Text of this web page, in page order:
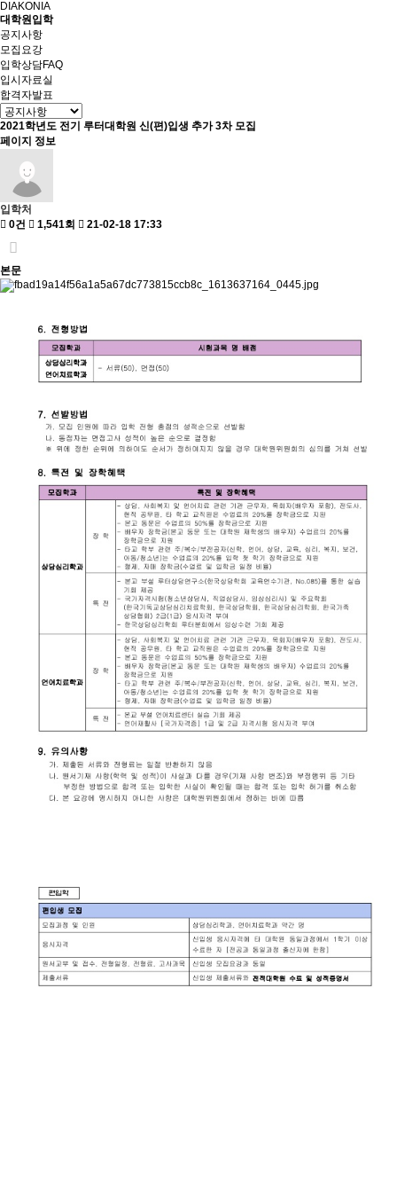
DIAKONIA
대학원입학
공지사항
모집요강
입학상담FAQ
입시자료실
합격자발표
2021학년도 전기 루터대학원 신(편)입생 추가 3차 모집
페이지 정보
입학처
0건
1,541회 21-02-18 17:33
본문